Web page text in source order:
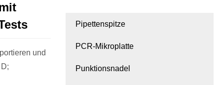
und
Pipettenspitze
PCR-Mikroplatte
Punktionsnadel